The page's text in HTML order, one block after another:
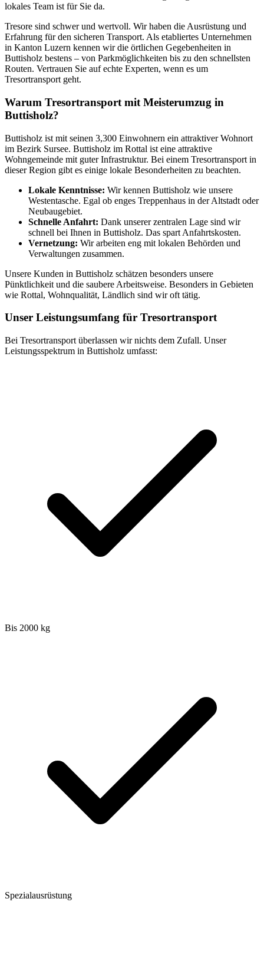
lokales Team ist für Sie da.
Tresore sind schwer und wertvoll. Wir haben die Ausrüstung und
Erfahrung für den sicheren Transport. Als etabliertes Unternehmen
in Kanton Luzern kennen wir die örtlichen Gegebenheiten in
Buttisholz bestens – von Parkmöglichkeiten bis zu den schnellsten
Routen. Vertrauen Sie auf echte Experten, wenn es um
Tresortransport geht.
Warum Tresortransport mit Meisterumzug in
Buttisholz?
Buttisholz ist mit seinen 3,300 Einwohnern ein attraktiver Wohnort
im Bezirk Sursee. Buttisholz im Rottal ist eine attraktive
Wohngemeinde mit guter Infrastruktur. Bei einem Tresortransport in
dieser Region gibt es einige lokale Besonderheiten zu beachten.
Lokale Kenntnisse: Wir kennen Buttisholz wie unsere
Westentasche. Egal ob enges Treppenhaus in der Altstadt oder
Neubaugebiet.
Schnelle Anfahrt: Dank unserer zentralen Lage sind wir
schnell bei Ihnen in Buttisholz. Das spart Anfahrtskosten.
Vernetzung: Wir arbeiten eng mit lokalen Behörden und
Verwaltungen zusammen.
Unsere Kunden in Buttisholz schätzen besonders unsere
Pünktlichkeit und die saubere Arbeitsweise. Besonders in Gebieten
wie Rottal, Wohnqualität, Ländlich sind wir oft tätig.
Unser Leistungsumfang für Tresortransport
Bei Tresortransport überlassen wir nichts dem Zufall. Unser
Leistungsspektrum in Buttisholz umfasst:
Bis 2000 kg
Spezialausrüstung